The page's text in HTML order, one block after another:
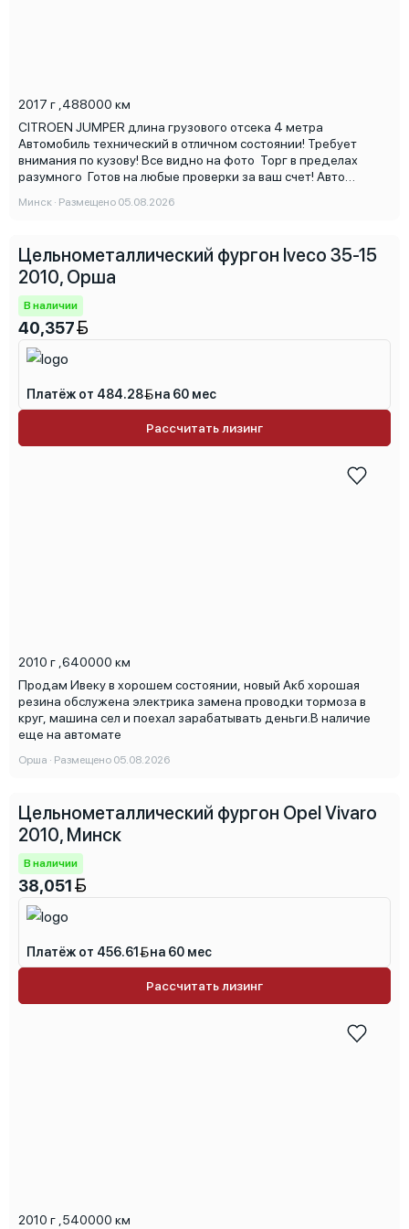
2017 г 488000 км
CITROEN JUMPER длина грузового отсека 4 метра
Автомобиль технический в отличном состоянии! Требует
внимания по кузову! Все видно на фото Торг в пределах
разумного Готов на любые проверки за ваш счет! Авто
Минск · Размещено 05.08.2026
2010 г 640000 км
Продам Ивеку в хорошем состоянии, новый Акб хорошая
резина обслужена электрика замена проводки тормоза в
круг, машина сел и поехал зарабатывать деньги.В наличие
еще на автомате
Орша · Размещено 05.08.2026
Цельнометаллический фургон Iveco 35-15
2010, Орша
В наличии
40,357
Платёж от 484.28 на 60 мес
Рассчитать лизинг
2010 г 540000 км
Цельнометаллический фургон Opel Vivaro
2010, Минск
В наличии
38,051
Платёж от 456.61 на 60 мес
Рассчитать лизинг